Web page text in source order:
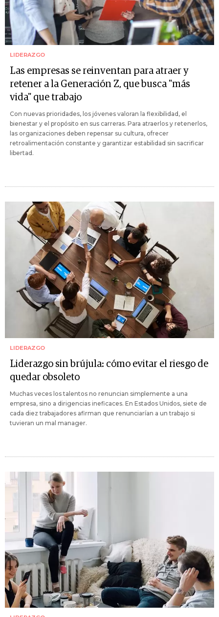
LIDERAZGO
Las empresas se reinventan para atraer y
retener a la Generación Z, que busca "más
vida" que trabajo
Con nuevas prioridades, los jóvenes valoran la flexibilidad, el
bienestar y el propósito en sus carreras. Para atraerlos y retenerlos,
las organizaciones deben repensar su cultura, ofrecer
retroalimentación constante y garantizar estabilidad sin sacrificar
libertad.
LIDERAZGO
Liderazgo sin brújula: cómo evitar el riesgo de
quedar obsoleto
Muchas veces los talentos no renuncian simplemente a una
empresa, sino a dirigencias ineficaces. En Estados Unidos, siete de
cada diez trabajadores afirman que renunciarían a un trabajo si
tuvieran un mal manager.